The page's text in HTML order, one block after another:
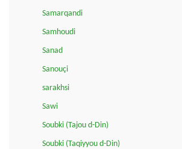
Samarqandi
Samhoudi
Sanad
Sanouçi
sarakhsi
Sawi
Soubki (Tajou d-Din)
Soubki (Taqiyyou d-Din)